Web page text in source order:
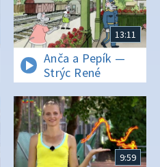
13:11
Anča a Pepík —
Strýc René
9:59